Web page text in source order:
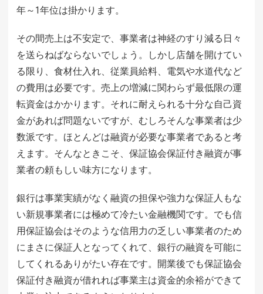
年～1年位は掛かります。
その間売上は不安定で、事業者は神経のすり減る日々
を送らねばならないでしょう。しかし店舗を開けてい
る限り、食材仕入れ、従業員給料、電気や水道代など
の費用は必要です。売上の増減に関わらず最低限の運
転資金はかかります。それに耐えられる十分な自己資
金があれば問題ないですが、むしろそんな事業者は少
数派です。ほとんどは融資が必要な事業者であると考
えます。そんなときこそ、保証協会保証付き融資が事
業者の頼もしい味方になります。
銀行は事業実績がなく融資の担保や強力な保証人もな
い新規事業者には極めて冷たい金融機関です。でも信
用保証協会はそのような信用力の乏しい事業者のため
にまさに保証人となってくれて、銀行の融資を可能に
してくれるありがたい存在です。開業後でも保証協会
保証付き融資が借れれば事業主は資金的余裕ができて